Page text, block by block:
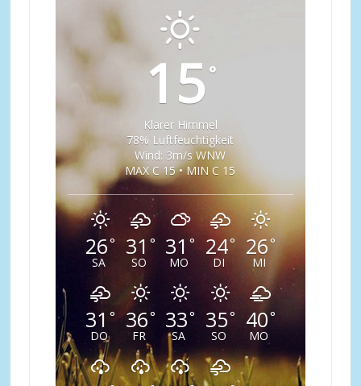
15 °
Klarer Himmel
78% Luftfeuchtigkeit
Wind: 3m/s WNW
MAX C 15 • MIN C 15
26°
SA
31 °
SO
31 °
MO
24°
DI
26°
MI
31 °
DO
36°
FR
33°
SA
35°
SO
40°
MO